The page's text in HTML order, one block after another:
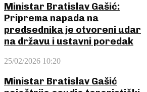
Ministar Bratislav Gašić:
Priprema napada na
predsednika je otvoreni udar
na državu i ustavni poredak
25/02/2026 10:20
Ministar Bratislav Gašić